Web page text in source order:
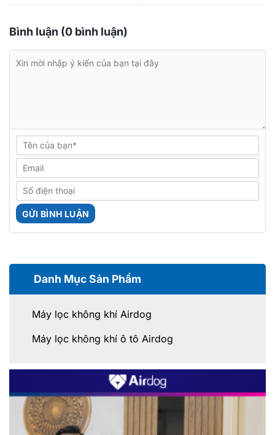
Bình luận (0 bình luận)
Danh Mục Sản Phẩm
Máy lọc không khí Airdog
Máy lọc không khí ô tô Airdog